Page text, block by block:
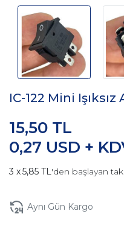
IC-122 Mini
0,27 USD +
15,50 TL
5,85 TL'den başlayan
Aynı Gün Kargo